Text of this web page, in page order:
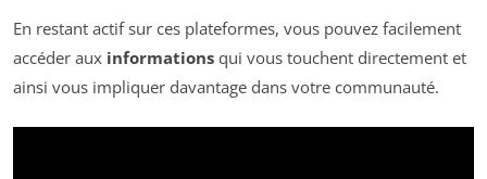
En restant actif sur ces plateformes, vous pouvez facilement
accéder aux informations qui vous touchent directement et
ainsi vous impliquer davantage dans votre communauté.